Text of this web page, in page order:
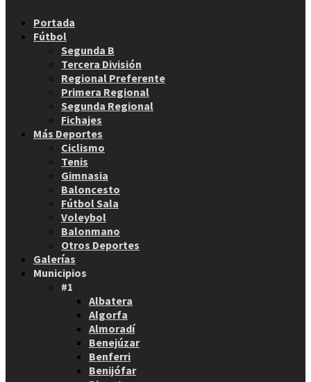
Portada
Fútbol
Segunda B
Tercera División
Regional Preferente
Primera Regional
Segunda Regional
Fichajes
Más Deportes
Ciclismo
Tenis
Gimnasia
Baloncesto
Fútbol Sala
Voleybol
Balonmano
Otros Deportes
Galerías
Municipios
#1
Albatera
Algorfa
Almoradí
Benejúzar
Benferri
Benijófar